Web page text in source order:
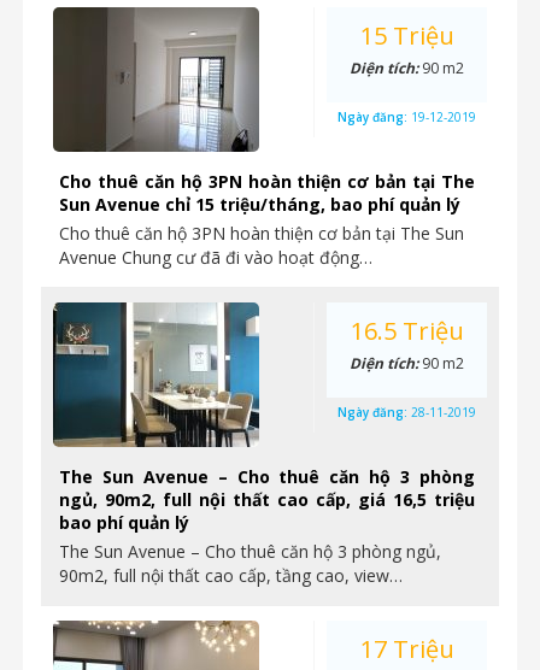
Cho thuê căn hộ 3PN hoàn thiện cơ bản tại The
Sun Avenue chỉ 15 triệu/tháng, bao phí quản lý
Cho thuê căn hộ 3PN hoàn thiện cơ bản tại The Sun
Avenue Chung cư đã đi vào hoạt động…
15 Triệu
Diện tích:90 m2
Ngày đăng: 19-12-2019
The Sun Avenue – Cho thuê căn hộ 3 phòng
ngủ, 90m2, full nội thất cao cấp, giá 16,5 triệu
bao phí quản lý
The Sun Avenue – Cho thuê căn hộ 3 phòng ngủ,
90m2, full nội thất cao cấp, tầng cao, view…
16.5 Triệu
Diện tích:90 m2
Ngày đăng: 28-11-2019
17 Triệu